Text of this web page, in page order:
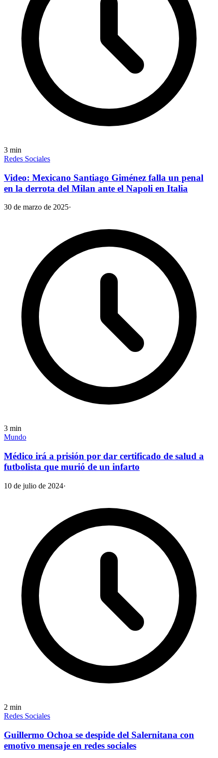
3 min
Redes Sociales
Video: Mexicano Santiago Giménez falla un penal
en la derrota del Milan ante el Napoli en Italia
30 de marzo de 2025·
3 min
Mundo
Médico irá a prisión por dar certificado de salud a
futbolista que murió de un infarto
10 de julio de 2024·
2 min
Redes Sociales
Guillermo Ochoa se despide del Salernitana con
emotivo mensaje en redes sociales